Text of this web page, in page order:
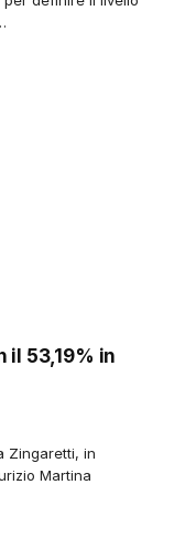
il 53,19% in
Zingaretti, in
Martina